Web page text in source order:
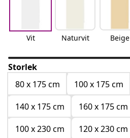
Vit Naturvit Beige
Storlek
80 x 175 cm
100 x 175 cm
140 x 175 cm
160 x 175 cm
100 x 230 cm
120 x 230 cm